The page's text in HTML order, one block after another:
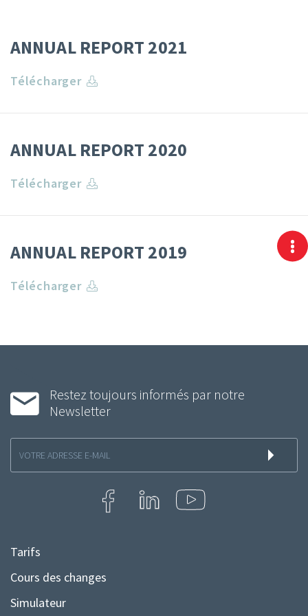
ANNUAL REPORT 2021
Télécharger
ANNUAL REPORT 2020
Télécharger
ANNUAL REPORT 2019
Télécharger
Restez toujours informés par notre
Newsletter
la
Menu
Pied
page
Tarifs
Cours des changes
Simulateur